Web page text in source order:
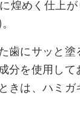
煌めく仕上
歯にサッと
分を使用し
きは、ハミ